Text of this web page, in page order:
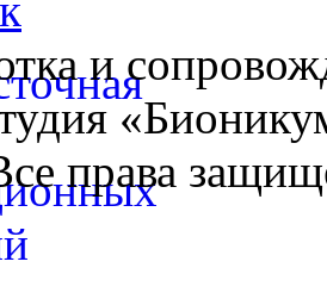
и
права